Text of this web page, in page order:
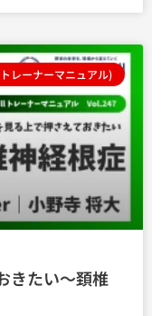
レーナーマニュアル)
きたい〜頚椎